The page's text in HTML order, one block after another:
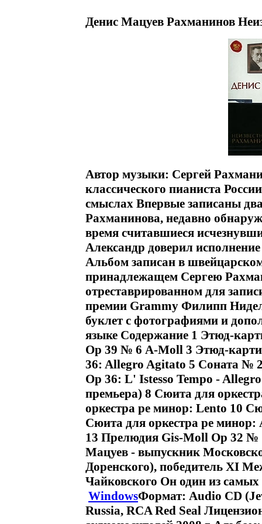
Денис Мацуев Рахманинов
Автор музыки: Сергей
классического пианиста
смыслах Впервые записаны
Рахманинова, недавно
время считавшиеся
Александр доверил
Альбом записан в
принадлежащем Сергею
отреставрированном для
премии Grammy Филипп
буклет с фотографиями и
языке Содержание 1 Этюд-
Ор 39 № 6 A-Moll 3 Этюд-
36: Allegro Agitato 5 Соната №
Op 36: L' Istesso Tempo -
премьера) 8 Сюита для
оркестра ре минор: Lento 10
Сюита для оркестра ре
13 Прелюдия Gis-Moll Op 32 №
Мацуев - выпускник
Доренского), победитель XI
Чайковского Он один из самых
WindowsФормат: Audio CD
Russia, RCA Red Seal